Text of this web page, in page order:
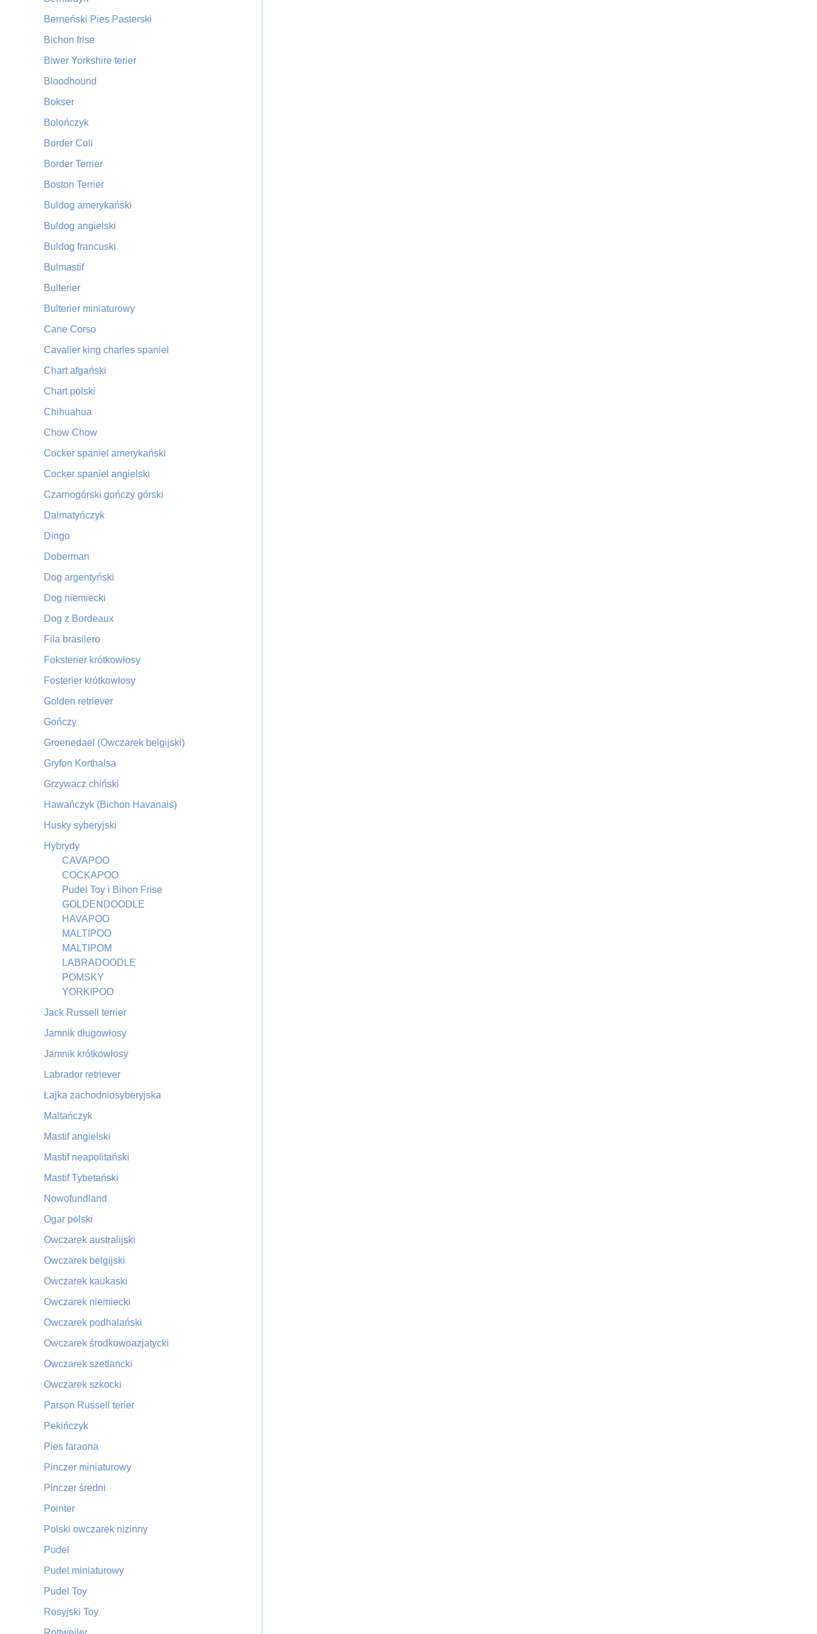
Berneński Pies Pasterski
Bichon frise
Biwer Yorkshire terier
Bloodhound
Bokser
Bolończyk
Border Coli
Border Terrier
Boston Terrier
Buldog amerykański
Buldog angielski
Buldog francuski
Bulmastif
Bulterier
Bulterier miniaturowy
Cane Corso
Cavalier king charles spaniel
Chart afgański
Chart polski
Chihuahua
Chow Chow
Cocker spaniel amerykański
Cocker spaniel angielski
Czarnogórski gończy górski
Dalmatyńczyk
Dingo
Doberman
Dog argentyński
Dog niemiecki
Dog z Bordeaux
Fila brasilero
Foksterier krótkowłosy
Fosterier krótkowłosy
Golden retriever
Gończy
Groenedael (Owczarek belgijski)
Gryfon Korthalsa
Grzywacz chiński
Hawańczyk (Bichon Havanais)
Husky syberyjski
Hybrydy
CAVAPOO
COCKAPOO
Pudel Toy i Bihon Frise
GOLDENDOODLE
HAVAPOO
MALTIPOO
MALTIPOM
LABRADOODLE
POMSKY
YORKIPOO
Jack Russell terrier
Jamnik długowłosy
Jamnik krótkowłosy
Labrador retriever
Łajka zachodniosyberyjska
Maltańczyk
Mastif angielski
Mastif neapolitański
Mastif Tybetański
Nowofundland
Ogar polski
Owczarek australijski
Owczarek belgijski
Owczarek kaukaski
Owczarek niemiecki
Owczarek podhalański
Owczarek środkowoazjatycki
Owczarek szetlancki
Owczarek szkocki
Parson Russell terier
Pekińczyk
Pies faraona
Pinczer miniaturowy
Pinczer średni
Pointer
Polski owczarek nizinny
Pudel
Pudel miniaturowy
Pudel Toy
Rosyjski Toy